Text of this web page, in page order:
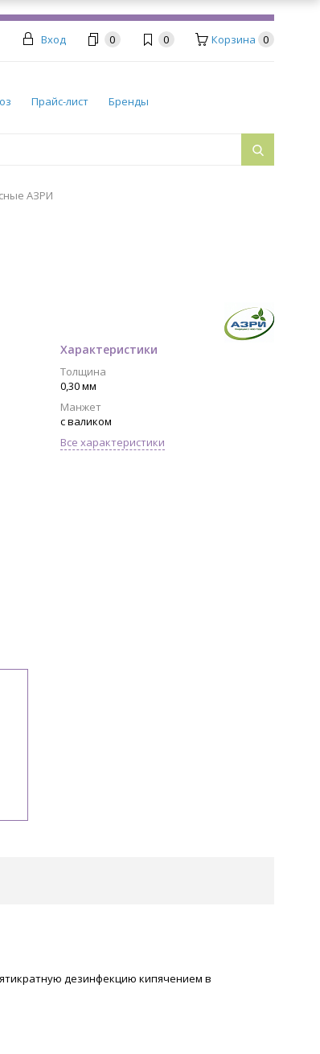
Вход 0 0 Корзина 0
Прайс-лист Бренды
АЗРИ
Характеристики
Толщина
0,30 мм
Манжет
с валиком
Все характеристики
дезинфекцию кипячением в